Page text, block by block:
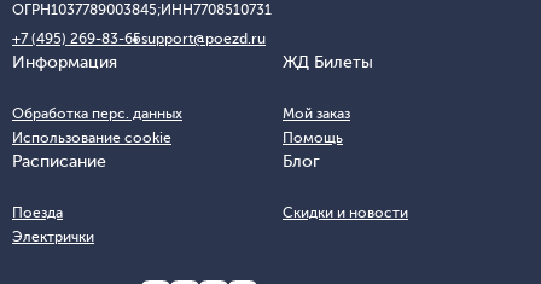
ОГРН1037789003845;ИНН7708510731
+7 (495) 269-83-65support@poezd.ru
Информация
Обработка перс. данных
Использование cookie
ЖД Билеты
Мой заказ
Помощь
Расписание
Поезда
Электрички
Блог
Скидки и новости